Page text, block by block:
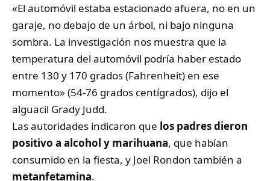
«El automóvil estaba estacionado afuera, no en un
garaje, no debajo de un árbol, ni bajo ninguna
sombra. La investigación nos muestra que la
temperatura del automóvil podría haber estado
entre 130 y 170 grados (Fahrenheit) en ese
momento» (54-76 grados centígrados), dijo el
alguacil Grady Judd.
Las autoridades indicaron que los padres dieron
positivo a alcohol y marihuana, que habían
consumido en la fiesta, y Joel Rondon también a
metanfetamina.